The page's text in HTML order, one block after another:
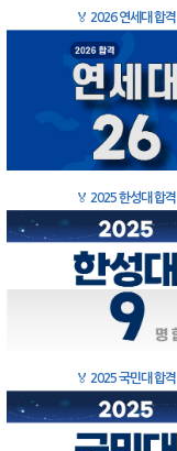
🏅 2026 연세대 합격
🏅 2025 한성대 합격
🏅 2025 국민대 합격